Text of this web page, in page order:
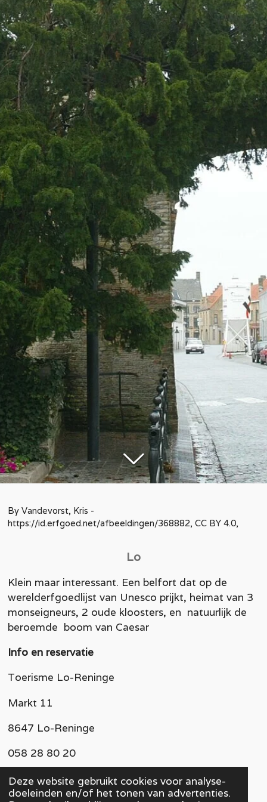
Deze website gebruikt cookies voor analyse-
doeleinden en/of het tonen van advertenties.
By Vandevorst, Kris -
https://id.erfgoed.net/afbeeldingen/368882, CC BY 4.0,
Lo
Klein maar interessant. Een belfort dat op de
werelderfgoedlijst van Unesco prijkt, heimat van 3
monseigneurs, 2 oude kloosters, en natuurlijk de
beroemde boom van Caesar
Info en reservatie
Toerisme Lo-Reninge
Markt 11
8647 Lo-Reninge
058 28 80 20
mail -toerisme@lo-reninge.be